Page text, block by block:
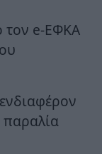
τον e-ΕΦΚΑ
παραλία